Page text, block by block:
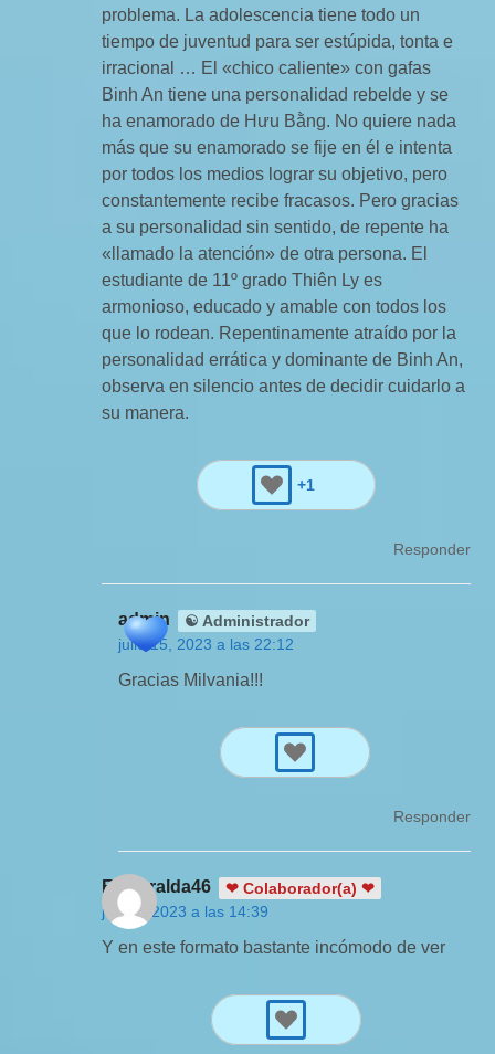
problema. La adolescencia tiene todo un
tiempo de juventud para ser estúpida, tonta e
irracional … El «chico caliente» con gafas
Binh An tiene una personalidad rebelde y se
ha enamorado de Hưu Bằng. No quiere nada
más que su enamorado se fije en él e intenta
por todos los medios lograr su objetivo, pero
constantemente recibe fracasos. Pero gracias
a su personalidad sin sentido, de repente ha
«llamado la atención» de otra persona. El
estudiante de 11º grado Thiên Ly es
armonioso, educado y amable con todos los
que lo rodean. Repentinamente atraído por la
personalidad errática y dominante de Binh An,
observa en silencio antes de decidir cuidarlo a
su manera.
+1
Responder
admin
☯ Administrador
julio 15, 2023 a las 22:12
Gracias Milvania!!!
Responder
Esmeralda46
❤ Colaborador(a) ❤
julio 3, 2023 a las 14:39
Y en este formato bastante incómodo de ver